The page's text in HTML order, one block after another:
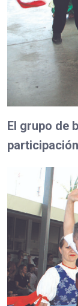
El grupo de